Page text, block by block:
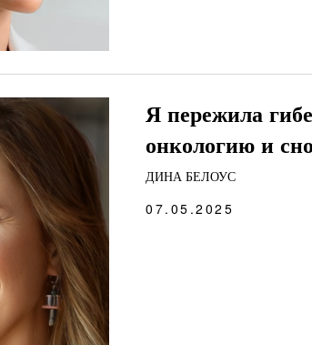
Я пережила
онкологию и
ДИНА БЕЛОУС
07.05.2025